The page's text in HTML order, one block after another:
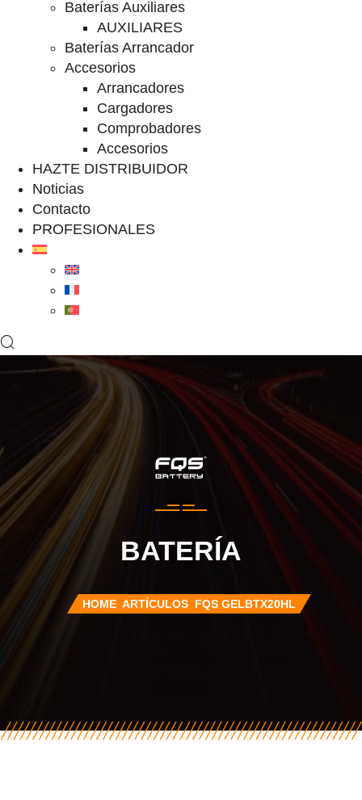
Baterías Auxiliares
AUXILIARES
Baterías Arrancador
Accesorios
Arrancadores
Cargadores
Comprobadores
Accesorios
HAZTE DISTRIBUIDOR
Noticias
Contacto
PROFESIONALES
BATERÍA
HOME ARTÍCULOS FQS GELBTX20HL